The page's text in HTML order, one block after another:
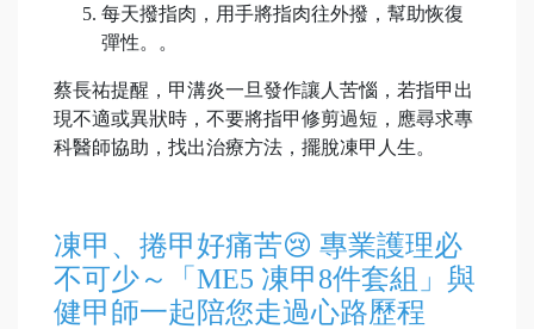
每天撥指肉，用手將指肉往外撥，幫助恢復
彈性。。
蔡長祐提醒，甲溝炎一旦發作讓人苦惱，若指甲出
現不適或異狀時，不要將指甲修剪過短，應尋求專
科醫師協助，找出治療方法，擺脫凍甲人生。
凍甲、捲甲好痛苦😢 專業護理必
不可少～「ME5 凍甲8件套組」與
健甲師一起陪您走過心路歷程